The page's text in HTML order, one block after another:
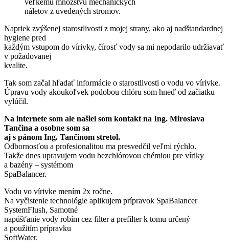
náletov z uvedených stromov.
Napriek zvýšenej starostlivosti z mojej strany, ako aj nadštandardnej
hygiene pred
každým vstupom do vírivky, čírosť vody sa mi nepodarilo udržiavať
v požadovanej
kvalite.
Tak som začal hľadať informácie o starostlivosti o vodu vo vírivke.
Úpravu vody akoukoľvek podobou chlóru som hneď od začiatku
vylúčil.
Na internete som ale našiel som kontakt na Ing. Miroslava
Tančina a osobne som sa
aj s pánom Ing. Tančinom stretol.
Odbornosťou a profesionalitou ma presvedčil veľmi rýchlo.
Takže dnes upravujem vodu bezchlórovou chémiou pre víriky
a bazény – systémom
SpaBalancer.
Vodu vo vírivke mením 2x ročne.
Na vyčistenie technológie aplikujem prípravok SpaBalancer
SystemFlush, Samotné
napúšťanie vody robím cez filter a prefilter k tomu určený
a použitím prípravku
SoftWater.